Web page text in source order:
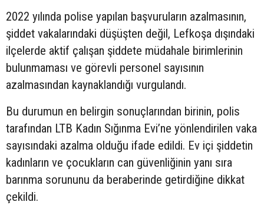
2022 yılında polise yapılan başvuruların azalmasının,
şiddet vakalarındaki düşüşten değil, Lefkoşa dışındaki
ilçelerde aktif çalışan şiddete müdahale birimlerinin
bulunmaması ve görevli personel sayısının
azalmasından kaynaklandığı vurgulandı.
Bu durumun en belirgin sonuçlarından birinin, polis
tarafından LTB Kadın Sığınma Evi’ne yönlendirilen vaka
sayısındaki azalma olduğu ifade edildi. Ev içi şiddetin
kadınların ve çocukların can güvenliğinin yanı sıra
barınma sorununu da beraberinde getirdiğine dikkat
çekildi.